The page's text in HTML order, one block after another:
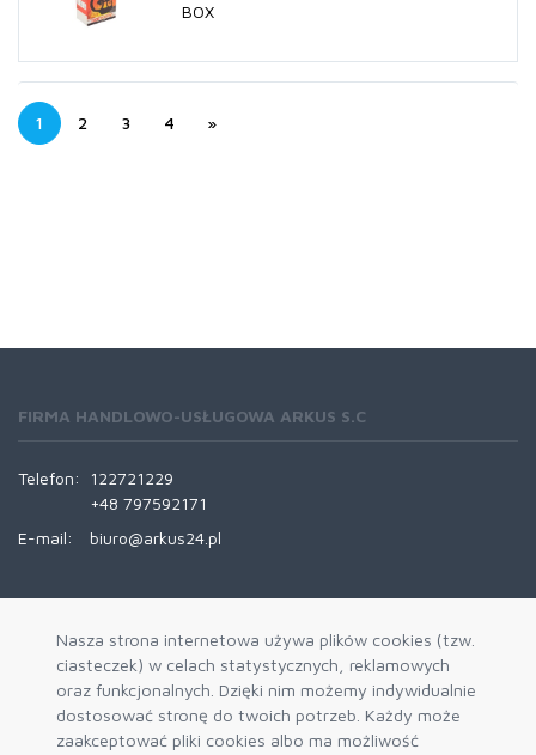
Nasza strona internetowa używa plików cookies (tzw.
ciasteczek) w celach statystycznych, reklamowych
oraz funkcjonalnych. Dzięki nim możemy indywidualnie
dostosować stronę do twoich potrzeb. Każdy może
zaakceptować pliki cookies albo ma możliwość
BOX
1 2 3 4 »
FIRMA HANDLOWO-USŁUGOWA ARKUS S.C
Telefon:
122721229
+48 797592171
E-mail:
biuro@arkus24.pl
Kontakt
Trasy Dostaw
REGULAMINY